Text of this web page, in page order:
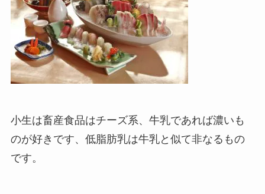
小生は畜産食品はチーズ系、牛乳であれば濃いも
のが好きです、低脂肪乳は牛乳と似て非なるもの
です。